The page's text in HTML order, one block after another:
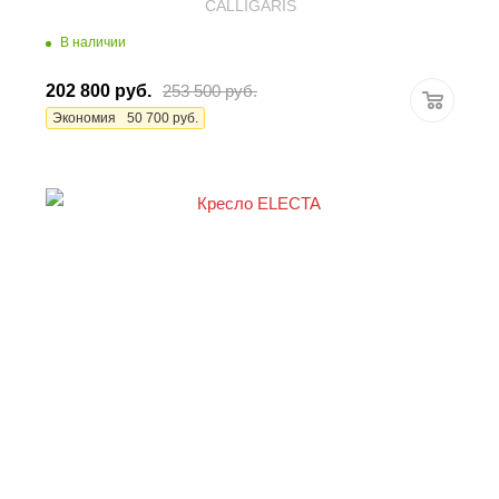
CALLIGARIS
В наличии
202 800 руб. 253 500руб.
Экономия 50 700 руб.